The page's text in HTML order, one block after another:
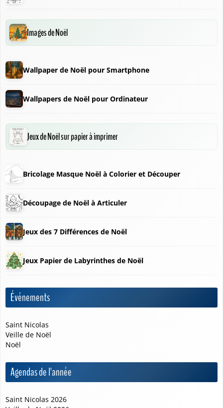
Images de Noël
Wallpaper de Noël pour Smartphone
Wallpapers de Noël pour Ordinateur
Jeux de Noël sur papier à imprimer
Bricolage Masque Noël à Colorier et Découper
Découpage de Noël à Articuler
Jeux des 7 Différences de Noël
Jeux Papier de Labyrinthes de Noël
Événements
Saint Nicolas
Veille de Noël
Noël
Agendas de l'année
Saint Nicolas 2026